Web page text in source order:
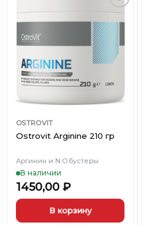
Добавить
в
Вишлист
OSTROVIT
Ostrovit Arginine 210 гр
Аргинин и N.O.бустеры
В наличии
1450,00 ₽
В корзину